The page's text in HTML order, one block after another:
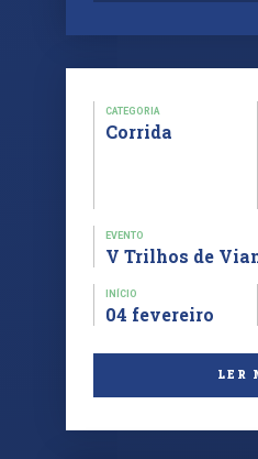
CATEGORIA
Corrida
EVENTO
V Trilhos de
INÍCIO
04 fevereiro
LER